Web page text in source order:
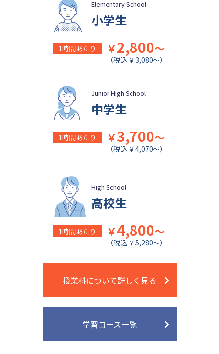
日本大学豊山中学校 成城学園中学校
Elementary School
小学生
1時間あたり ￥2,800～
（税込 ￥3,080～）
Junior High School
中学生
1時間あたり ￥3,700～
（税込 ￥4,070～）
High School
高校生
1時間あたり ￥4,800～
（税込 ￥5,280～）
授業料について詳しく見る
学習コース一覧